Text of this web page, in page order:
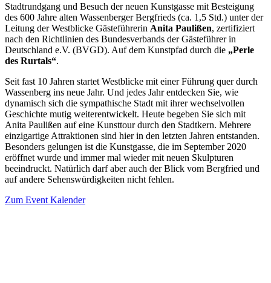
Stadtrundgang und Besuch der neuen Kunstgasse mit Besteigung
des 600 Jahre alten Wassenberger Bergfrieds (ca. 1,5 Std.) unter der
Leitung der Westblicke Gästeführerin Anita Paulißen, zertifiziert
nach den Richtlinien des Bundesverbands der Gästeführer in
Deutschland e.V. (BVGD). Auf dem Kunstpfad durch die „Perle
des Rurtals“.
Seit fast 10 Jahren startet Westblicke mit einer Führung quer durch
Wassenberg ins neue Jahr. Und jedes Jahr entdecken Sie, wie
dynamisch sich die sympathische Stadt mit ihrer wechselvollen
Geschichte mutig weiterentwickelt. Heute begeben Sie sich mit
Anita Paulißen auf eine Kunsttour durch den Stadtkern. Mehrere
einzigartige Attraktionen sind hier in den letzten Jahren entstanden.
Besonders gelungen ist die Kunstgasse, die im September 2020
eröffnet wurde und immer mal wieder mit neuen Skulpturen
beeindruckt. Natürlich darf aber auch der Blick vom Bergfried und
auf andere Sehenswürdigkeiten nicht fehlen.
Zum Event Kalender